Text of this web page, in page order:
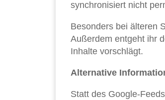
synchronisiert nicht
Besonders bei älteren
Außerdem entgeht ihr
Inhalte vorschlägt.
Alternative
Statt des Google-